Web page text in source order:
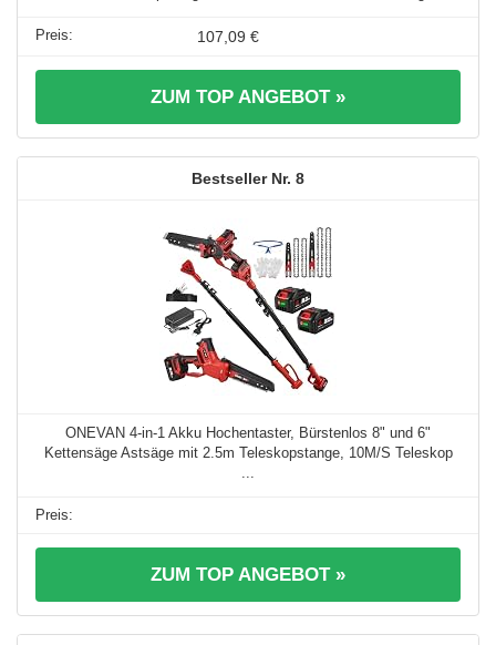
107,09 €
ZUM TOP ANGEBOT »
8
ONEVAN 4-in-1 Akku Hochentaster, Bürstenlos 8" und 6"
Kettensäge Astsäge mit 2.5m Teleskopstange, 10M/S Teleskop
ZUM TOP ANGEBOT »